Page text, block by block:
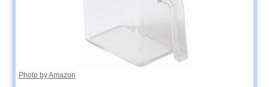
Photo by Amazon